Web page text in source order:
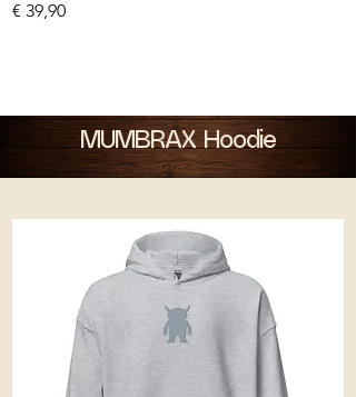
Preis
€ 39,90
MUMBRAX Hoodie